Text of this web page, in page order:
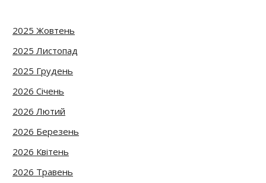
2025 Жовтень
2025 Листопад
2025 Грудень
2026 Січень
2026 Лютий
2026 Березень
2026 Квітень
2026 Травень